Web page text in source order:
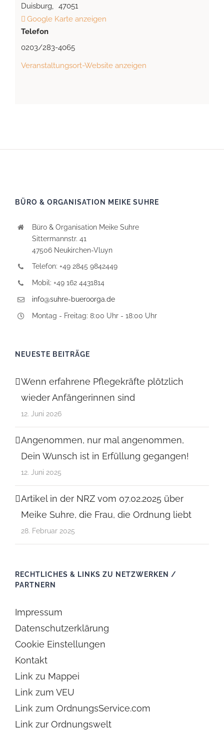
Duisburg, 47051
Google Karte anzeigen
Telefon
0203/283-4065
Veranstaltungsort-Website anzeigen
BÜRO & ORGANISATION MEIKE SUHRE
Büro & Organisation Meike Suhre
Sittermannstr. 41
47506 Neukirchen-Vluyn
Telefon: +49 2845 9842449
Mobil: +49 162 4431814
info@suhre-bueroorga.de
Montag - Freitag: 8:00 Uhr - 18:00 Uhr
NEUESTE BEITRÄGE
Wenn erfahrene Pflegekräfte plötzlich
wieder Anfängerinnen sind
12. Juni 2026
Angenommen, nur mal angenommen,
Dein Wunsch ist in Erfüllung gegangen!
12. Juni 2025
Artikel in der NRZ vom 07.02.2025 über
Meike Suhre, die Frau, die Ordnung liebt
28. Februar 2025
RECHTLICHES & LINKS ZU NETZWERKEN /
PARTNERN
Impressum
Datenschutzerklärung
Cookie Einstellungen
Kontakt
Link zu Mappei
Link zum VEU
Link zum OrdnungsService.com
Link zur Ordnungswelt